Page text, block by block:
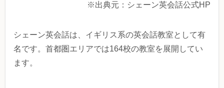
※出典元：シェーン英会話公式HP
シェーン英会話は、イギリス系の英会話教室として有
名です。首都圏エリアでは164校の教室を展開してい
ます。